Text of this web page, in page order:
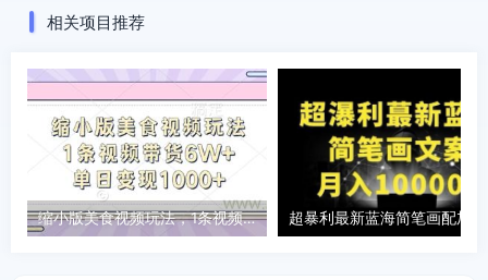
相关项目推荐
缩小版美食视频玩法，1条视频带货6W+，单日变现1k